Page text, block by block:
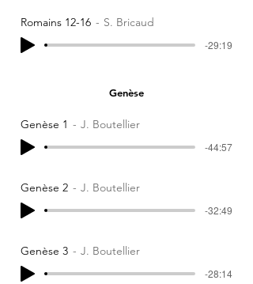
Romains 12-16 S. Bricaud
-29:19
Genèse
Genèse 1 J. Boutellier
-44:57
Genèse 2 J. Boutellier
-32:49
Genèse 3 J. Boutellier
-28:14